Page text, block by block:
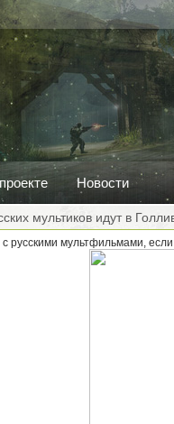
Новости
мультиков идут в
с русскими мультфильмами,